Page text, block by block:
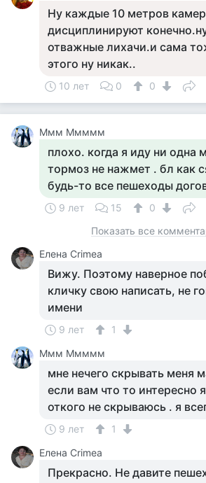
Ну каждые 10 метров
дисциплинируют
отважные лихачи.и сама
этого ну никак..
10 лет 0 0
Ммм Ммммм
плохо. когда я иду ни одна
тормоз не нажмет . бл как
будь-то все пешеходы
9 лет 15
0
Показать все
Елена Crimea
Вижу. Поэтому наверное
кличку свою написать, не
имени
9 лет
1
Ммм Ммммм
мне нечего скрывать меня
если вам что то интересно
откого не скрываюсь . я
9 лет
1
Елена Crimea
Прекрасно. Не давите